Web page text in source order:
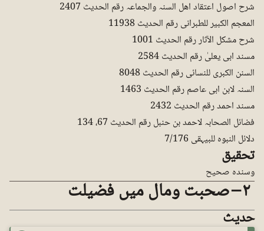
شرح اصول اعتقاد اھل السنہ والجماعہ رقم الحدیث 2407
المعجم الکبیر للطبرانی رقم الحدیث 11938
شرح مشکل الآثار رقم الحدیث 1001
مسند ابی یعلیٰ رقم الحدیث 2584
السنن الکبری للنسائی رقم الحدیث 8048
السنہ لابن ابی عاصم رقم الحدیث 1463
مسند احمد رقم الحدیث 2432
فضائل الصحابہ لاحمد بن حنبل رقم الحدیث 67، 134
دلائل النبوہ للبیہقی 7/176
تحقیق
وسندہ صحیح
٢ – صحبت ومال میں فضیلت
حدیث